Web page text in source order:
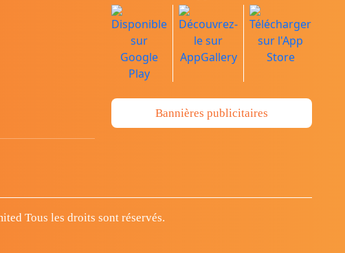
Bannières publicitaires
Tous les droits sont réservés.